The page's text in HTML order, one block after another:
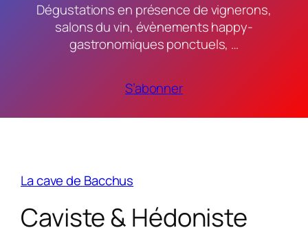
Dégustations en présence de vignerons,
salons du vin, évènements happy-
gastronomiques ponctuels, …
S’abonner
La cave de Bacchus
Caviste & Hédoniste